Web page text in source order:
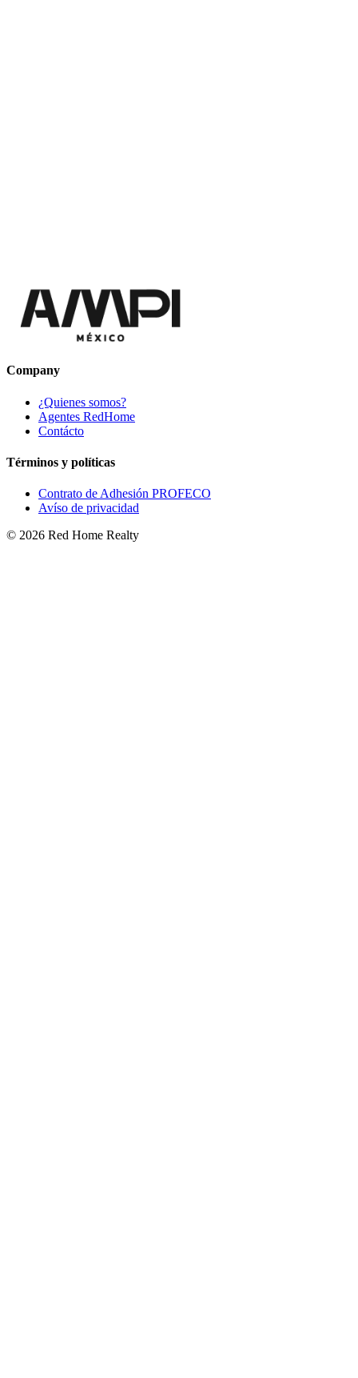
Company
¿Quienes somos?
Agentes RedHome
Contácto
Términos y políticas
Contrato de Adhesión PROFECO
Avíso de privacidad
© 2026 Red Home Realty